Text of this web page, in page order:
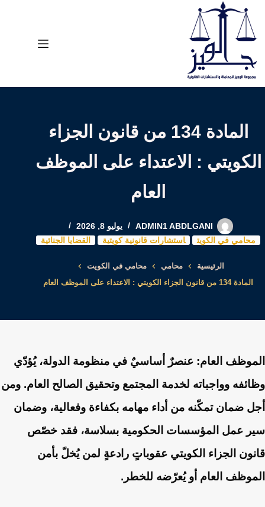
التجاوز
إلى
المحتوى
المادة 134 من قانون الجزاء
الكويتي : الاعتداء على الموظف
العام
ADMIN1 ABDLGANI
يوليو 8, 2026
محامي في الكويت
استشارات قانونية كويتية القضايا الجنائية
الرئيسية محامي
محامي في الكويت
المادة 134 من قانون الجزاء الكويتي : الاعتداء على الموظف العام
الموظف العام: عنصرٌ أساسيٌ في منظومة الدولة، يُؤدّي
وظائفه وواجباته لخدمة المجتمع وتحقيق الصالح العام. ومن
أجل ضمان تمكّنه من أداء مهامه بكفاءة وفعالية، وضمان
سير عمل المؤسسات الحكومية بسلاسة، فقد خصّص
قانون الجزاء الكويتي عقوباتٍ رادعةٍ لمن يُخلّ بأمن
الموظف العام أو يُعرّضه للخطر.